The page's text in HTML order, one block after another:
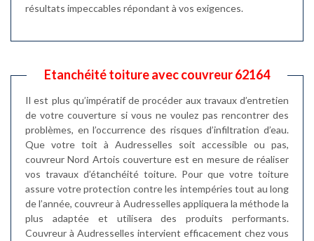
résultats impeccables répondant à vos exigences.
Etanchéité toiture avec couvreur 62164
Il est plus qu’impératif de procéder aux travaux d’entretien
de votre couverture si vous ne voulez pas rencontrer des
problèmes, en l’occurrence des risques d’infiltration d’eau.
Que votre toit à Audresselles soit accessible ou pas,
couvreur Nord Artois couverture est en mesure de réaliser
vos travaux d’étanchéité toiture. Pour que votre toiture
assure votre protection contre les intempéries tout au long
de l’année, couvreur à Audresselles appliquera la méthode la
plus adaptée et utilisera des produits performants.
Couvreur à Audresselles intervient efficacement chez vous